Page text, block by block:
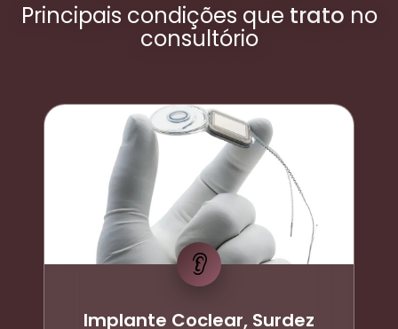
Principais condições que trato no
consultório
👂
Implante Coclear, Surdez